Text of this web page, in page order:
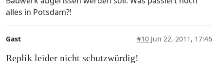
alles in Potsdam?!
Gast #10 Jun 22, 2011, 17:46
Replik leider nicht schutzwürdig!